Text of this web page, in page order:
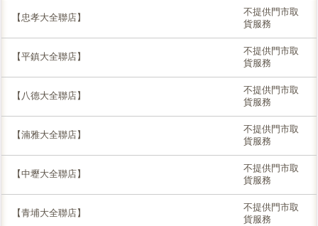
【忠孝大全聯店】
不提供門市取
貨服務
【平鎮大全聯店】
不提供門市取
貨服務
【八德大全聯店】
不提供門市取
貨服務
【湳雅大全聯店】
不提供門市取
貨服務
【中壢大全聯店】
不提供門市取
貨服務
【青埔大全聯店】
不提供門市取
貨服務